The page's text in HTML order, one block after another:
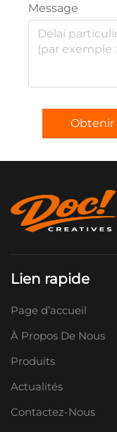
Message
Obtenir
Lien rapide
Page d’accueil
À Propos De Nous
Produits
Actualités
Contactez-Nous